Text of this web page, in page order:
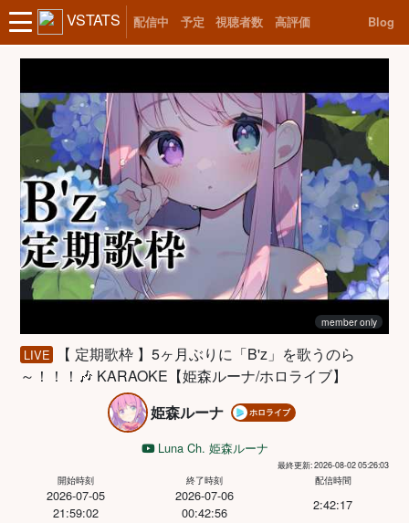
VSTATS 配信中 予定 視聴者数 高評価 Blog
member only
LIVE
【 定期歌枠 】5ヶ月ぶりに「B'z」を歌うのら
～！！！🎶 KARAOKE【姫森ルーナ/ホロライブ】
姫森ルーナ
ホロライブ
Luna Ch. 姫森ルーナ
最終更新: 2026-08-02 05:26:03
開始時刻
2026-07-05
21:59:02
終了時刻
2026-07-06
00:42:56
配信時間
2:42:17